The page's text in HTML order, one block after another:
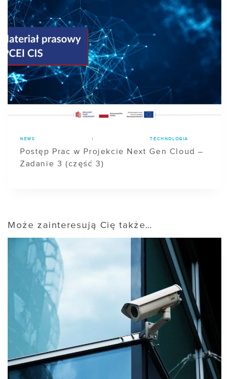
NEWS TECHNOLOGIA
Postęp Prac w Projekcie Next Gen Cloud –
Zadanie 3 (część 3)
Może zainteresują Cię także…